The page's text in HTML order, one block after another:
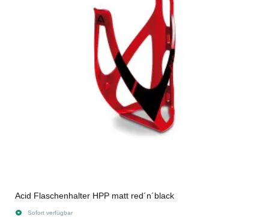
Acid Flaschenhalter HPP matt red´n´black
Sofort verfügbar